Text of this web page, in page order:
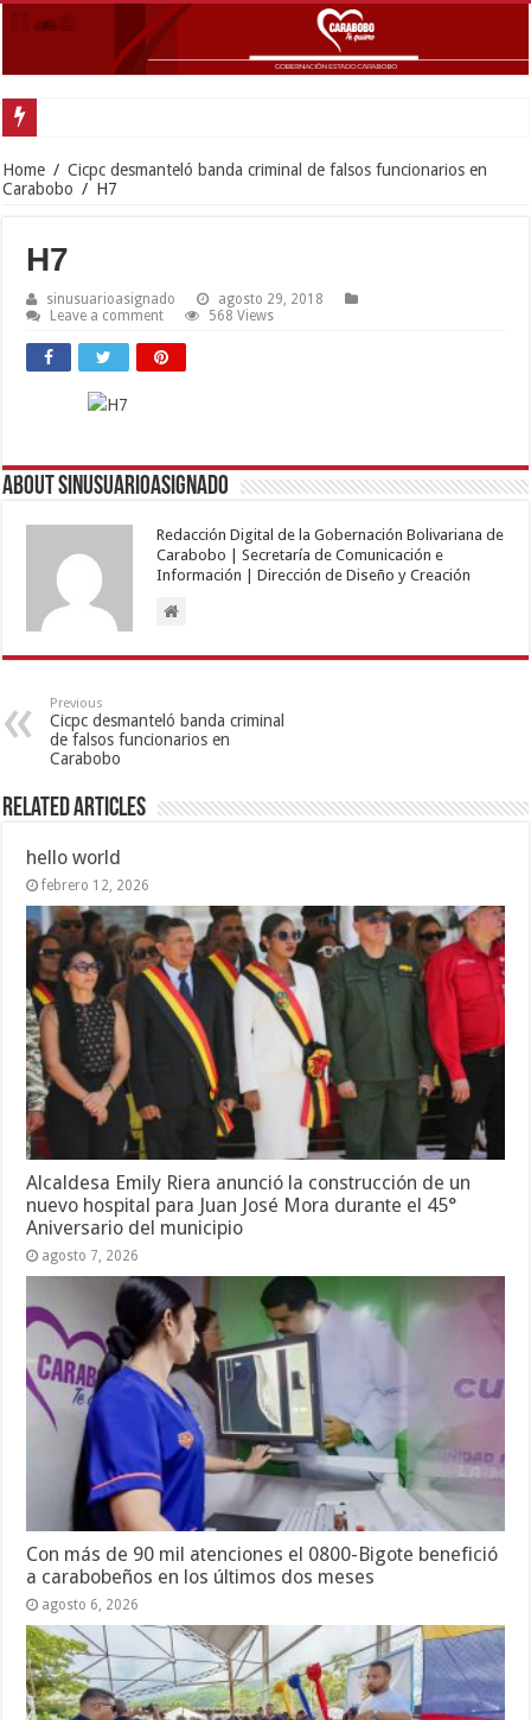
Home / Cicpc desmanteló banda criminal de falsos funcionarios en
Carabobo / H7
H7
sinusuarioasignado
agosto 29, 2018
Leave a comment
568 Views
About sinusuarioasignado
Redacción Digital de la Gobernación Bolivariana de
Carabobo | Secretaría de Comunicación e
Información | Dirección de Diseño y Creación
Previous
Cicpc desmanteló banda criminal
de falsos funcionarios en
Carabobo
Related Articles
hello world
febrero 12, 2026
Alcaldesa Emily Riera anunció la construcción de un
nuevo hospital para Juan José Mora durante el 45°
Aniversario del municipio
agosto 7, 2026
Con más de 90 mil atenciones el 0800-Bigote benefició
a carabobeños en los últimos dos meses
agosto 6, 2026